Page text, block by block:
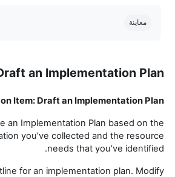
معاينة
an Implementation Plan
Item: Draft an Implementation Plan
an Implementation Plan based on the
you’ve collected and the resource
needs that you’ve identified.
for an implementation plan. Modify